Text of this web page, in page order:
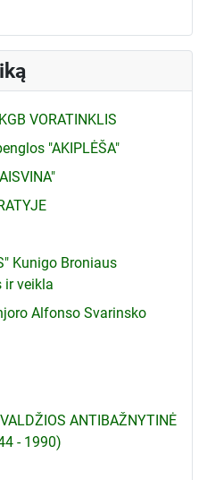
VORATINKLIS
"AKIPLĖŠA"
Kunigo Broniaus
ir veikla
Alfonso Svarinsko
ANTIBAŽNYTINĖ
- 1990)